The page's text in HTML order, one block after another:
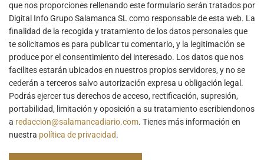
que nos proporciones rellenando este formulario serán tratados por
Digital Info Grupo Salamanca SL como responsable de esta web. La
finalidad de la recogida y tratamiento de los datos personales que
te solicitamos es para publicar tu comentario, y la legitimación se
produce por el consentimiento del interesado. Los datos que nos
facilites estarán ubicados en nuestros propios servidores, y no se
cederán a terceros salvo autorización expresa u obligación legal.
Podrás ejercer tus derechos de acceso, rectificación, supresión,
portabilidad, limitación y oposición a su tratamiento escribiendonos
a redaccion@salamancadiario.com. Tienes más información en
nuestra política de privacidad.